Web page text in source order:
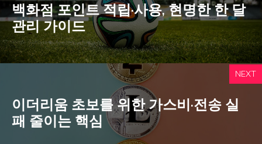
백화점 포인트 적립·사용, 현명한 한 달
관리 가이드
NEXT
이더리움 초보를 위한 가스비·전송 실
패 줄이는 핵심